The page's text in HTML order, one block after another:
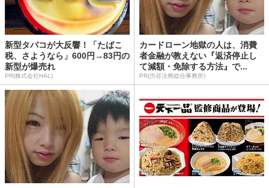
新型タバコが大反響！「たばこ
税、さようなら」600円→83円の
新型が爆売れ
PR(株式会社HAL)
カードローン地獄の人は、消費
者金融が教えない『返済停止し
て減額・免除する方法』で...
PR(渋谷法務総合事務所)